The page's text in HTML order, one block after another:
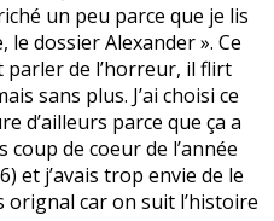
un peu parce que je lis
le dossier Alexander ». Ce
parler de l’horreur, il flirt
sans plus. J’ai choisi ce
d’ailleurs parce que ça a
de coeur de l’année
et j’avais trop envie de le
orignal car on suit l’histoire